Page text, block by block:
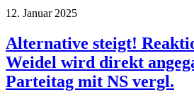
12. Januar 2025
Alternative steigt!
Weidel wird direkt
Parteitag mit NS vergl.